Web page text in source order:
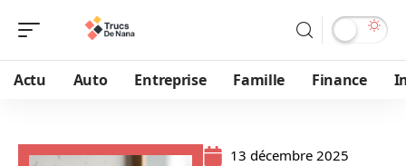
Actu Auto Entreprise Famille Finance
13 décembre 2025